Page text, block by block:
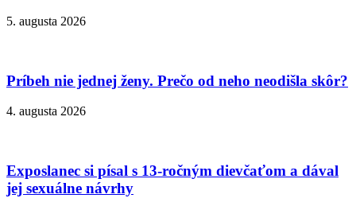
5. augusta 2026
Príbeh nie jednej ženy. Prečo od neho neodišla skôr?
4. augusta 2026
Exposlanec si písal s 13-ročným dievčaťom a dával
jej sexuálne návrhy